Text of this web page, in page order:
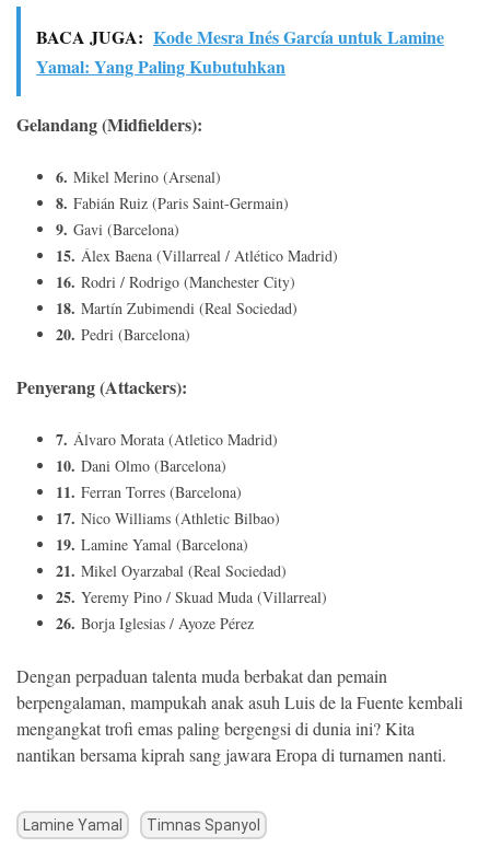
BACA JUGA: Kode Mesra Inés García untuk Lamine
Yamal: Yang Paling Kubutuhkan
Gelandang (Midfielders):
6. Mikel Merino (Arsenal)
8. Fabián Ruiz (Paris Saint-Germain)
9. Gavi (Barcelona)
15. Álex Baena (Villarreal / Atlético Madrid)
16. Rodri / Rodrigo (Manchester City)
18. Martín Zubimendi (Real Sociedad)
20. Pedri (Barcelona)
Penyerang (Attackers):
7. Álvaro Morata (Atletico Madrid)
10. Dani Olmo (Barcelona)
11. Ferran Torres (Barcelona)
17. Nico Williams (Athletic Bilbao)
19. Lamine Yamal (Barcelona)
21. Mikel Oyarzabal (Real Sociedad)
25. Yeremy Pino / Skuad Muda (Villarreal)
26. Borja Iglesias / Ayoze Pérez
Dengan perpaduan talenta muda berbakat dan pemain
berpengalaman, mampukah anak asuh Luis de la Fuente kembali
mengangkat trofi emas paling bergengsi di dunia ini? Kita
nantikan bersama kiprah sang jawara Eropa di turnamen nanti.
Lamine Yamal Timnas Spanyol